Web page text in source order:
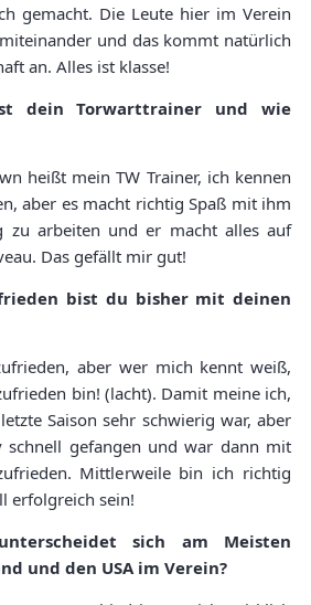
gemacht. Die Leute hier im Verein
und das kommt natürlich
an. Alles ist klasse!
dein Torwarttrainer und wie
heißt mein TW Trainer, ich kennen
aber es macht richtig Spaß mit ihm
zu arbeiten und er macht alles auf
Das gefällt mir gut!
bist du bisher mit deinen
aber wer mich kennt weiß,
bin! (lacht). Damit meine ich,
Saison sehr schwierig war, aber
schnell gefangen und war dann mit
Mittlerweile bin ich richtig
erfolgreich sein!
sich am Meisten
und den USA im Verein?